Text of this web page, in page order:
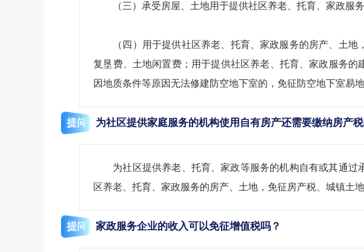
（三）承受房屋、土地用于提供社区养老、托育、家政服
（四 ）用于提供社区养老、托育、家政服务的房产、土
复垦费、土地闲置费；用于提供社区养老、托育、家政服务的
因地质条件等原因无法修建防空地下室的，免征防空地下室易地
提问 为社区提供家庭服务的机构使用自有房产还需要缴纳房产税
为社区提供养老、托育、家政等服务的机构自有或其通过
区养老、托育、家政服务的房产、土地，免征房产税、城镇土地
提问 家政服务企业的收入可以免征增值税吗？